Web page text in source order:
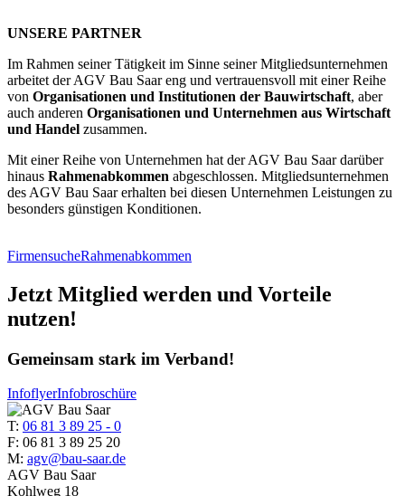
UNSERE PARTNER
Im Rahmen seiner Tätigkeit im Sinne seiner Mitgliedsunternehmen
arbeitet der AGV Bau Saar eng und vertrauensvoll mit einer Reihe
von Organisationen und Institutionen der Bauwirtschaft, aber
auch anderen Organisationen und Unternehmen aus Wirtschaft
und Handel zusammen.
Mit einer Reihe von Unternehmen hat der AGV Bau Saar darüber
hinaus Rahmenabkommen abgeschlossen. Mitgliedsunternehmen
des AGV Bau Saar erhalten bei diesen Unternehmen Leistungen zu
besonders günstigen Konditionen.
FirmensucheRahmenabkommen
Jetzt Mitglied werden und Vorteile
nutzen!
Gemeinsam stark im Verband!
InfoflyerInfobroschüre
T: 06 81 3 89 25 - 0
F: 06 81 3 89 25 20
M: agv@bau-saar.de
AGV Bau Saar
Kohlweg 18